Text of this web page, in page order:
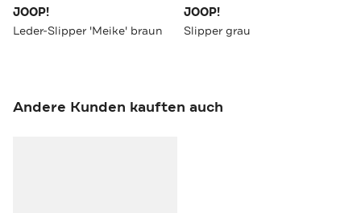
JOOP!
Leder-Slipper 'Meike' braun
JOOP!
Slipper grau
Andere Kunden kauften auch